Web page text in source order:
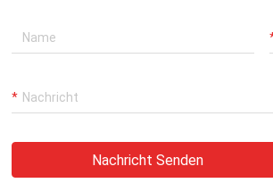
andere Kunden, also schätze ich Sie
Produkt zu unterzeichnen.
Nachricht Senden